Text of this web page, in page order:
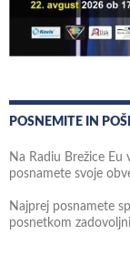
POSNEMITE IN
Na Radiu Brežice
posnamete svoje
Najprej posnamete
posnetkom